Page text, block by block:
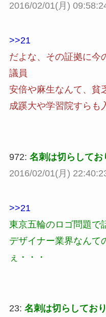
2016/02/01(月)
>>21
だよな、その証拠に今
議員
安倍や麻生なんて、貧
成蹊大や学習院すらも
972: 名刺は切らしてお
2016/02/01(月)
>>21
東京五輪のロゴ問題で
デザイナー業界なんて
ぇ・・・
23: 名刺は切らしてお